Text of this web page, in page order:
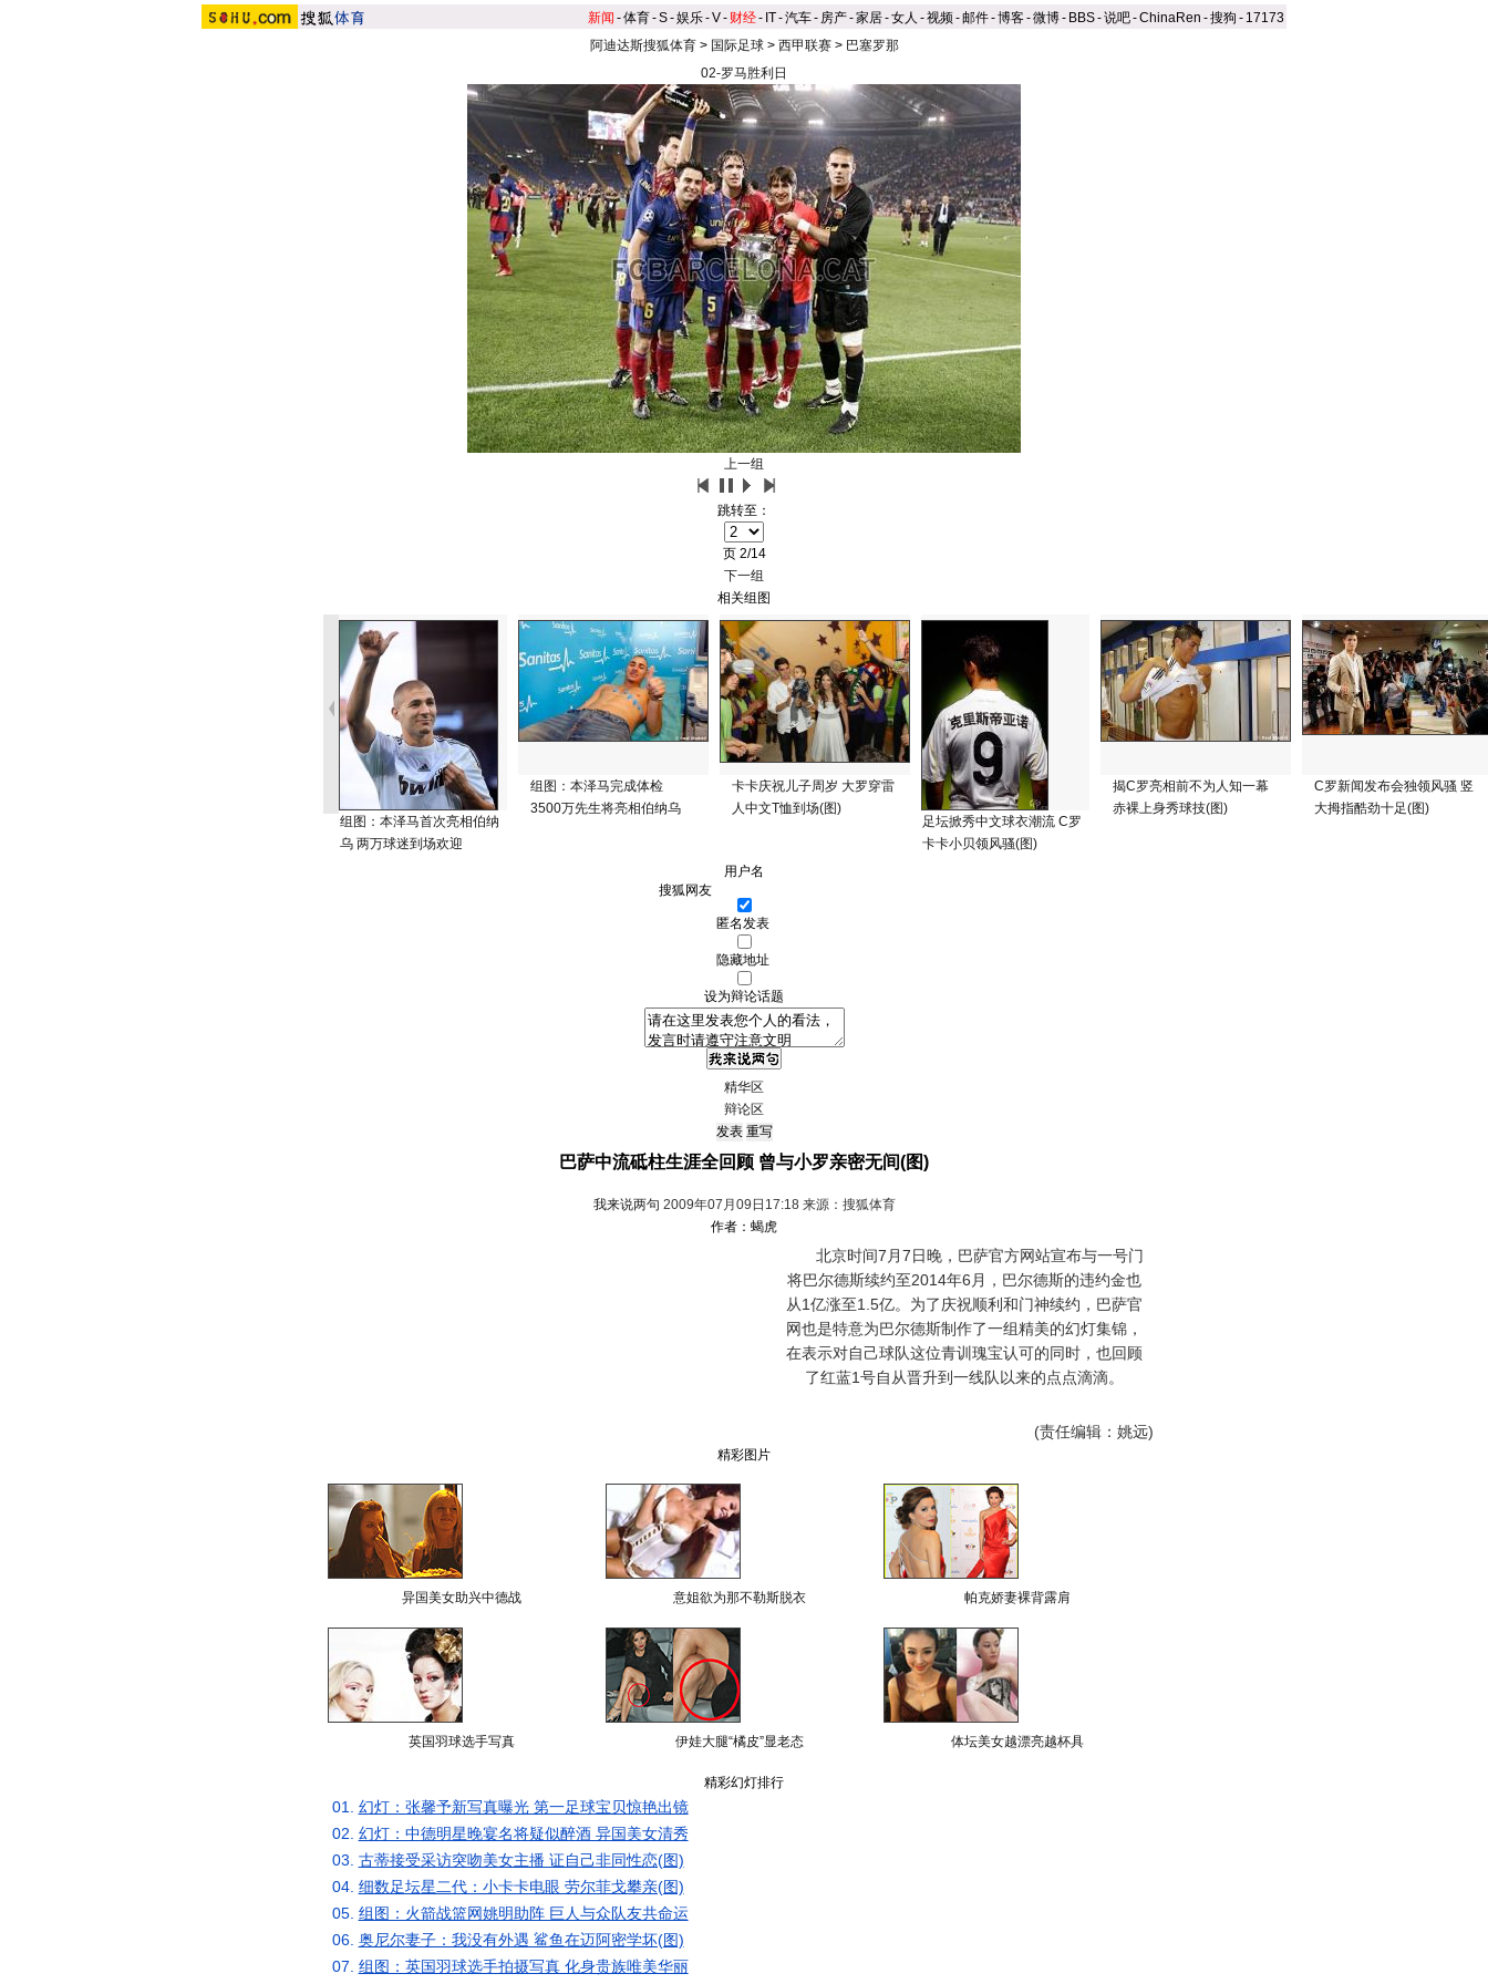
新闻 -体育-S-娱乐-V- 财经- IT-汽车- 房产-家居-女人 -视频-邮件-博客-微博- BBS-说吧-ChinaRen -搜狗 - 17173
阿迪达斯搜狐体育> 国际足球> 西甲联赛> 巴塞罗那
02-罗马胜利日
上一组
跳转至：
页 2/14
下一组
相关组图
组图：本泽马首次亮相伯纳
乌 两万球迷到场欢迎
组图：本泽马完成体检
3500万先生将亮相伯纳乌
卡卡庆祝儿子周岁 大罗穿雷
人中文T恤到场(图)
足坛掀秀中文球衣潮流 C罗
卡卡小贝领风骚(图)
揭C罗亮相前不为人知一幕
赤裸上身秀球技(图)
C罗新闻发布会独领风骚 竖
大拇指酷劲十足(图)
用户名
匿名发表
隐藏地址
设为辩论话题
精华区
辩论区
巴萨中流砥柱生涯全回顾 曾与小罗亲密无间(图)
我来说两句 2009年07月09日17:18 来源：搜狐体育
作者：蝎虎
北京时间7月7日晚，巴萨官方网站宣布与一号门
将巴尔德斯续约至2014年6月，巴尔德斯的违约金也
从1亿涨至1.5亿。为了庆祝顺利和门神续约，巴萨官
网也是特意为巴尔德斯制作了一组精美的幻灯集锦，
在表示对自己球队这位青训瑰宝认可的同时，也回顾
了红蓝1号自从晋升到一线队以来的点点滴滴。
(责任编辑：姚远)
精彩图片
异国美女助兴中德战 意姐欲为那不勒斯脱衣 帕克娇妻裸背露肩
英国羽球选手写真 伊娃大腿“橘皮”显老态 体坛美女越漂亮越杯具
精彩幻灯排行
01. 幻灯：张馨予新写真曝光 第一足球宝贝惊艳出镜
02. 幻灯：中德明星晚宴名将疑似醉酒 异国美女清秀
03. 古蒂接受采访突吻美女主播 证自己非同性恋(图)
04. 细数足坛星二代：小卡卡电眼 劳尔菲戈攀亲(图)
05. 组图：火箭战篮网姚明助阵 巨人与众队友共命运
06. 奥尼尔妻子：我没有外遇 鲨鱼在迈阿密学坏(图)
07. 组图：英国羽球选手拍摄写真 化身贵族唯美华丽